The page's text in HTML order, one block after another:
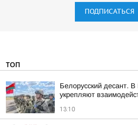
ПОДПИСАТЬСЯ
ТОП
Белорусский десант.
укрепляют
13:10